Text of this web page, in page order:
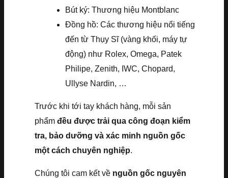
Bút ký: Thương hiệu Montblanc
Đồng hồ: Các thương hiệu nổi tiếng
đến từ Thụy Sĩ (vàng khối, máy tự
động) như Rolex, Omega, Patek
Philipe, Zenith, IWC, Chopard,
Ullyse Nardin, …
Trước khi tới tay khách hàng, mỗi sản
phẩm đều được trải qua công đoạn kiểm
tra, bảo dưỡng và xác minh nguồn gốc
một cách chuyên nghiệp.
Chúng tôi cam kết về nguồn gốc nguyên